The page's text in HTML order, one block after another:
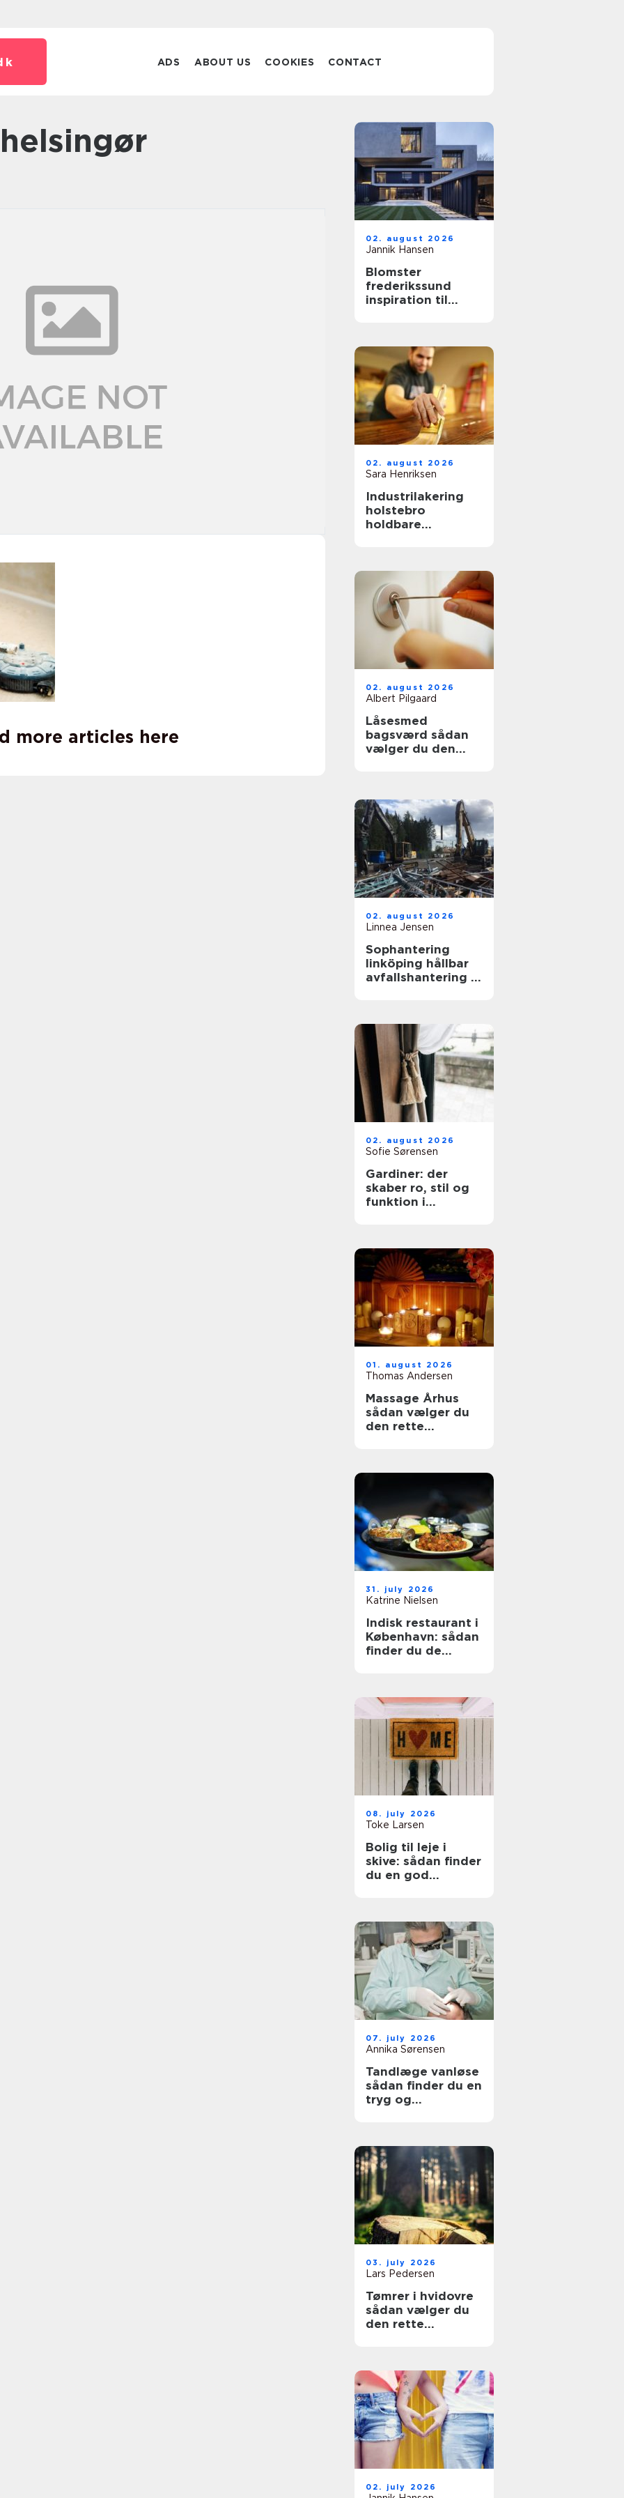
ADS ABOUT US COOKIES CONTACT
helsingør
more articles here
02. august 2026
Jannik Hansen
Blomster
frederikssund
inspiration til
02. august 2026
Sara Henriksen
Industrilakering
holstebro
holdbare
02. august 2026
Albert Pilgaard
Låsesmed
bagsværd sådan
vælger du den
02. august 2026
Linnea Jensen
Sophantering
linköping hållbar
avfallshantering i
02. august 2026
Sofie Sørensen
Gardiner: der
skaber ro, stil og
funktion i
01. august 2026
Thomas Andersen
Massage Århus
sådan vælger du
den rette
31. july 2026
Katrine Nielsen
Indisk restaurant i
København: sådan
finder du de
08. july 2026
Toke Larsen
Bolig til leje i
skive: sådan finder
du en god
07. july 2026
Annika Sørensen
Tandlæge vanløse
sådan finder du en
tryg og
03. july 2026
Lars Pedersen
Tømrer i hvidovre
sådan vælger du
den rette
02. july 2026